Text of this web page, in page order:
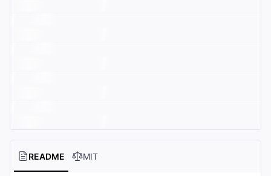
README MIT